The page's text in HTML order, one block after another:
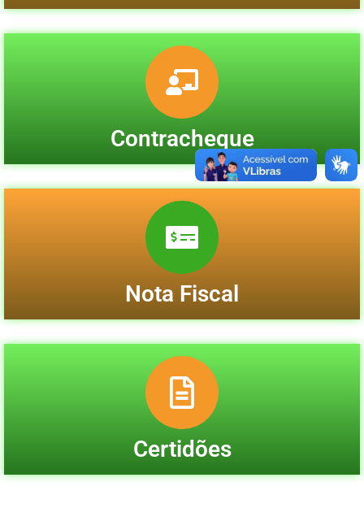
Contracheque
Nota Fiscal
Certidões